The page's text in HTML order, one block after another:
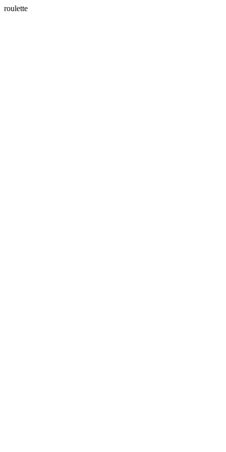
roulette